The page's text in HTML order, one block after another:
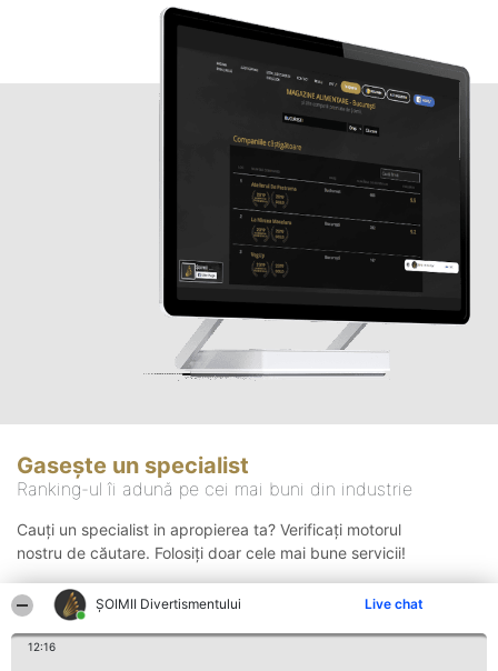
ŞOIMII Divertismentului Live chat
12:16
Gasește un specialist
Ranking-ul îi adună pe cei mai buni din industrie
Cauți un specialist in apropierea ta? Verificați motorul
nostru de căutare. Folosiți doar cele mai bune servicii!